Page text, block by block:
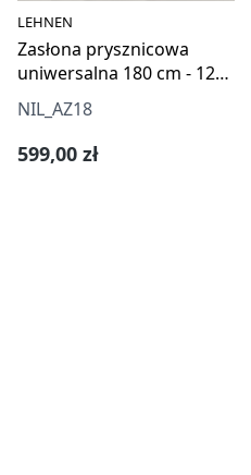
LEHNEN
Zasłona prysznicowa
uniwersalna 180 cm - 12
oczek
NIL_AZ18
Cena regularna:
599,00 zł